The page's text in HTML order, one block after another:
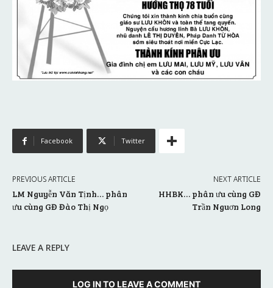
Facebook Twitter
PREVIOUS ARTICLE
LM Nguyễn Văn Tịnh… phân
ưu cùng GĐ Đào Thị Ngọ
NEXT ARTICLE
HHBK… phân ưu cùng GĐ
Trần Nguơn Long
LEAVE A REPLY
LOG IN TO LEAVE A COMMENT